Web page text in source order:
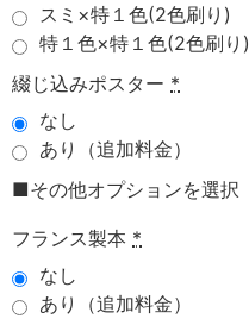
スミ×特１色(2色刷り)
特１色×特１色(2色刷り)
綴じ込みポスター *
なし
あり（追加料金）
■その他オプションを選択
フランス製本 *
なし
あり（追加料金）